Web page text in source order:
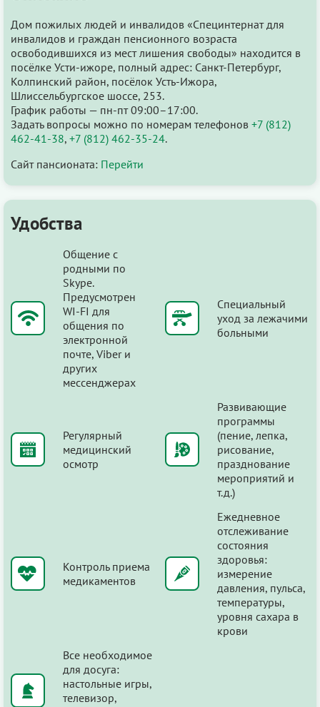
Дом пожилых людей и инвалидов «Специнтернат для
инвалидов и граждан пенсионного возраста
освободившихся из мест лишения свободы» находится в
посёлке Усти-ижоре, полный адрес: Санкт-Петербург,
Колпинский район, посёлок Усть-Ижора,
Шлиссельбургское шоссе, 253.
График работы — пн-пт 09:00–17:00.
Задать вопросы можно по номерам телефонов +7 (812)
462-41-38, +7 (812) 462-35-24.
Сайт пансионата: Перейти
Удобства
Общение с
родными по
Skype.
Предусмотрен
WI-FI для
общения по
электронной
почте, Viber и
других
мессенджерах
Специальный
уход за лежачими
больными
Регулярный
медицинский
осмотр
Развивающие
программы
(пение, лепка,
рисование,
празднование
мероприятий и
т.д.)
Контроль приема
медикаментов
Ежедневное
отслеживание
состояния
здоровья:
измерение
давления, пульса,
температуры,
уровня сахара в
крови
Все необходимое
для досуга:
настольные игры,
телевизор,